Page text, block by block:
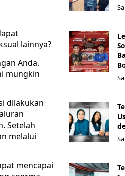
lainnya?
Anda.
mungkin
dilakukan
Setelah
melalui
mencapai